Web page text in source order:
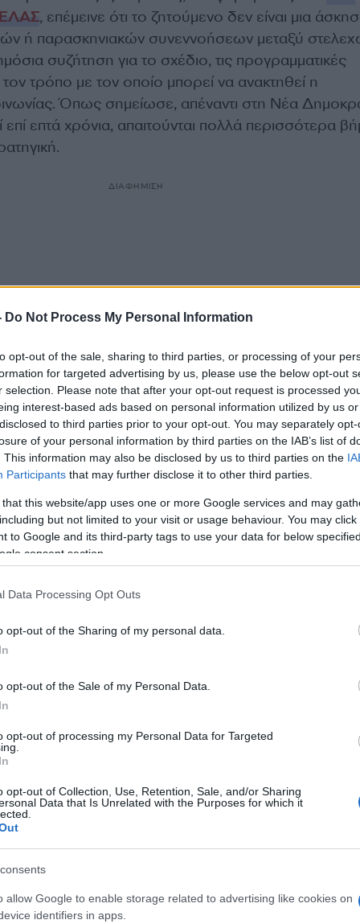
Do Not Process My Personal Information
opt-out of the sale, sharing to third parties, or processing of your
for targeted advertising by us, please use the below opt-out
selection. Please note that after your opt-out request is processed
interest-based ads based on personal information utilized by us
to third parties prior to your opt-out. You may separately
of your personal information by third parties on the IAB’s list of
This information may also be disclosed by us to third parties on the
Participants that may further disclose it to other third parties.
that this website/app uses one or more Google services and may
but not limited to your visit or usage behaviour. You may
to Google and its third-party tags to use your data for below
consent section.
Data Processing Opt Outs
opt-out of the Sharing of my personal data.
opt-out of the Sale of my Personal Data.
opt-out of processing my Personal Data for Targeted
opt-out of Collection, Use, Retention, Sale, and/or Sharing
Data that Is Unrelated with the Purposes for which it
allow Google to enable storage related to advertising like cookies on
identifiers in apps.
ΕΛΑΣ, επέμεινε ότι το ζητούμενο δεν είναι μια
ή παρασκηνιακών συνεννοήσεων μεταξύ
συζήτηση για το σχέδιο, τις προγραμματικές
τον τρόπο με τον οποίο μπορεί να ανακτηθεί η
Όπως σημείωσε, απέναντι στη Νέα
επτά χρόνια, απαιτούνται πολλά περισσότερα
ΔΙΑΦΗΜΙΣΗ
στάθηκε ιδιαίτερα στην κρίση εμπιστοσύνης προς
οποία, όπως είπε, αγγίζει με ακόμη μεγαλύτερη
προοδευτικό χώρο. Περιέγραψε ένα σκηνικό
με συσσωρευμένη δυσπιστία απέναντι στους
διάθεσης και απομάκρυνση των πολιτών,
ερώτημα δεν είναι ποιος θα καταλαμβάνει τη
αλλαγής και εφαρμογής ριζοσπαστικών πολιτικών
των πολιτών.
ο Αλέξης Χαρίτσης άσκησε σφοδρή κριτική στην
ως προς το διαθέσιμο εισόδημα των πολιτών,
της Eurostat. Αναφέρθηκε στο αυξημένο
κρίση, στη δυσκολία πρόσβασης των
καθώς και στην όξυνση των
εργασιακών σχέσεων, ιδιαίτερα για τους νέους.